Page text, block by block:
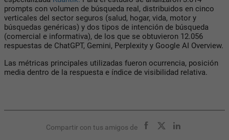
prompts con volumen de búsqueda real, distribuidos en cinco
verticales del sector seguros (salud, hogar, vida, motor y
búsquedas genéricas) y dos tipos de intención de búsqueda
(comercial e informativa), de los que se obtuvieron 12.056
respuestas de ChatGPT, Gemini, Perplexity y Google AI Overview.
Las métricas principales utilizadas fueron ocurrencia, posición
media dentro de la respuesta e índice de visibilidad relativa.
Compartir con tus amigos de